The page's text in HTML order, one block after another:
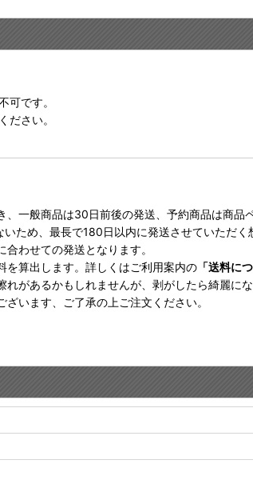
可です。
ださい。
一般商品は30日前後の発送、予約商品は商
ため、最長で180日以内に発送させていただく
わせての発送となります。
を算出します。詳しくはご利用案内の 「送料に
があるかもしれませんが、剥がしたら綺麗に
います、ご了承の上ご注文ください。